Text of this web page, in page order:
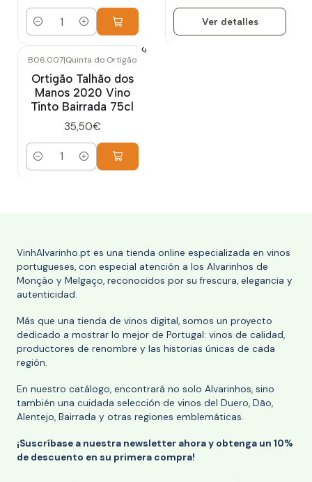
Cantidad
Ver detalles
B06.007|Quinta do Ortigão
Ortigão Talhão dos
Manos 2020 Vino
Tinto Bairrada 75cl
35,50€
Cantidad
VinhAlvarinho.pt es una tienda online especializada en vinos
portugueses, con especial atención a los Alvarinhos de
Monção y Melgaço, reconocidos por su frescura, elegancia y
autenticidad.
Más que una tienda de vinos digital, somos un proyecto
dedicado a mostrar lo mejor de Portugal: vinos de calidad,
productores de renombre y las historias únicas de cada
región.
En nuestro catálogo, encontrará no solo Alvarinhos, sino
también una cuidada selección de vinos del Duero, Dão,
Alentejo, Bairrada y otras regiones emblemáticas.
¡Suscríbase a nuestra newsletter ahora y obtenga un 10%
de descuento en su primera compra!